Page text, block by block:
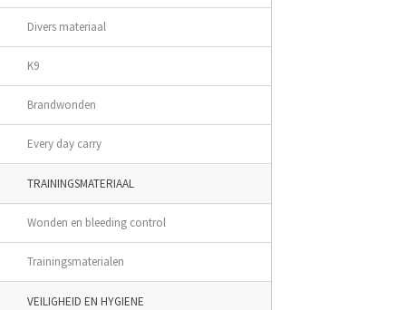
Divers materiaal
K9
Brandwonden
Every day carry
TRAININGSMATERIAAL
Wonden en bleeding control
Trainingsmaterialen
VEILIGHEID EN HYGIENE